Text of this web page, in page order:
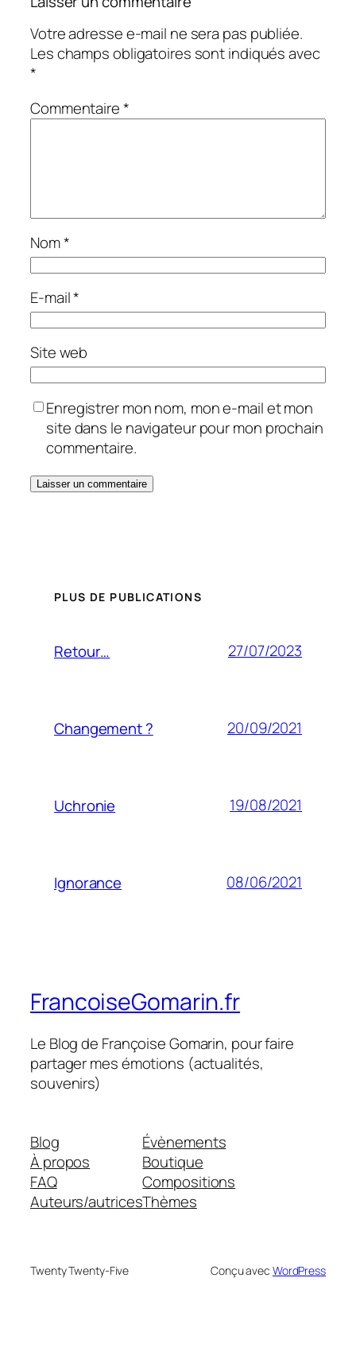
Votre adresse e-mail ne sera pas publiée.
Les champs obligatoires sont indiqués avec
*
Commentaire*
Nom*
E-mail*
Site web
Enregistrer mon nom, mon e-mail et mon
site dans le navigateur pour mon prochain
commentaire.
PLUS DE PUBLICATIONS
Retour… 27/07/2023
Changement ? 20/09/2021
Uchronie 19/08/2021
Ignorance 08/06/2021
FrancoiseGomarin.fr
Le Blog de Françoise Gomarin, pour faire
partager mes émotions (actualités,
souvenirs)
Blog
À propos
FAQ
Auteurs/autrices
Évènements
Boutique
Compositions
Thèmes
Twenty Twenty-Five Conçu avec WordPress